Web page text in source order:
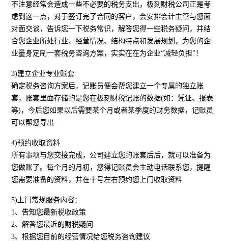
不注意经常会造成一些不必要的税务支出，极刻财税公司正是考
虑到这一点，对于签订完了合同的客户，会安排会计主管与您面
对面交谈，告诉您一下税务常识，解答您得一些税务疑问，并结
合您企业所处行业、经营情况、结构特点和发展规划，为您的企
业量身定制一套税务咨询方案，实实在在为企业“减轻负担”！
3)建立企业专业账套
确定税务咨询方案后，记账员便会帮您建立一个专属的独立账
套，账套里面存储的是您在极刻财税记账的数据(如：凭证、报表
等)，今后您如果以后需要某个月或者某季度的财务数据，记账员
可以帮您导出
4)预约收取资料
所有事项与您交接完成，公司建立您的账套后后，就可以准备为
您做账了。每个月的月初，您得记账员会主动电话联系您，提醒
您需要准备的资料，并在十号左右预约您上门收取资料
5)上门常规服务内容：
1、告知您最新税收政策
2、解答您最近的财税疑问
3、根据您目前的经营情况给您税务咨询建议